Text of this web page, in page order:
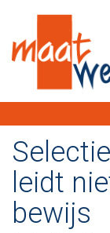
leidt
bewijs